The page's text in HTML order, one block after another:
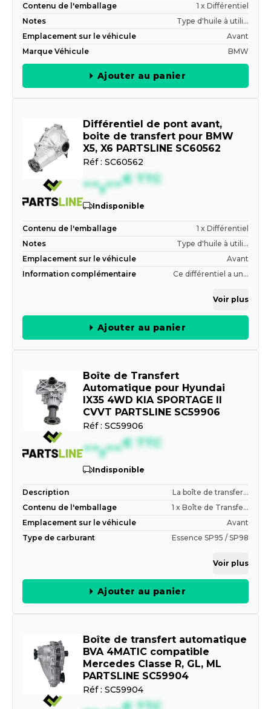
Contenu de l'emballage
1 x Différentiel
Notes
Type d'huile à utili...
Emplacement sur le véhicule
Avant
Marque Véhicule
BMW
Ajouter au panier
Différentiel de pont avant,
boite de transfert pour BMW
X5, X6 PARTSLINE SC60562
Réf : SC60562
--,--€ TTC
Indisponible
Contenu de l'emballage
1 x Différentiel
Notes
Type d'huile à utili...
Emplacement sur le véhicule
Avant
Information complémentaire
Ce différentiel a un...
Voir plus
Ajouter au panier
Boîte de Transfert
Automatique pour Hyundai
IX35 4WD KIA SPORTAGE II
CVVT PARTSLINE SC59906
Réf : SC59906
--,--€ TTC
Indisponible
Description
La boîte de transfer...
Contenu de l'emballage
1 x Boîte de Transfe...
Emplacement sur le véhicule
Avant
Type de carburant
Essence SP95 / SP98
Voir plus
Ajouter au panier
Boîte de transfert automatique
BVA 4MATIC compatible
Mercedes Classe R, GL, ML
PARTSLINE SC59904
Réf : SC59904